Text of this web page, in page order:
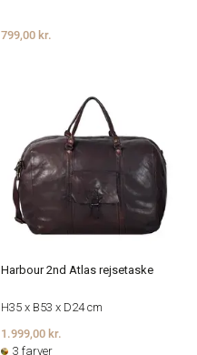
799,00 kr.
Harbour 2nd Atlas rejsetaske
H35 x B53 x D24 cm
1.999,00 kr.
3 farver